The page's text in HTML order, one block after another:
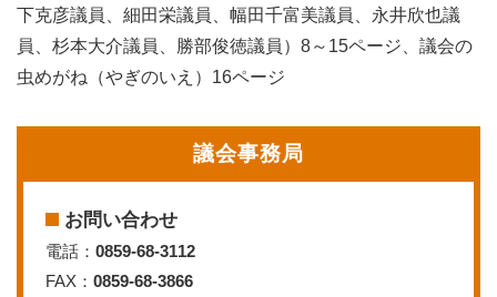
下克彦議員、細田栄議員、幅田千富美議員、永井欣也議
員、杉本大介議員、勝部俊徳議員）8～15ページ、議会の
虫めがね（やぎのいえ）16ページ
議会事務局
お問い合わせ
電話： 0859-68-3112
FAX： 0859-68-3866